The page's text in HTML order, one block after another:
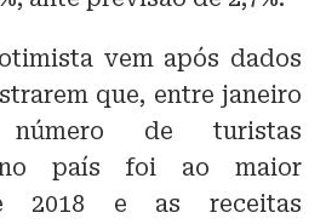
vem após dados
que, entre janeiro
número de turistas
no país foi ao maior
2018 e as receitas